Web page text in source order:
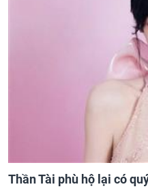
Thần Tài phù hộ lại có